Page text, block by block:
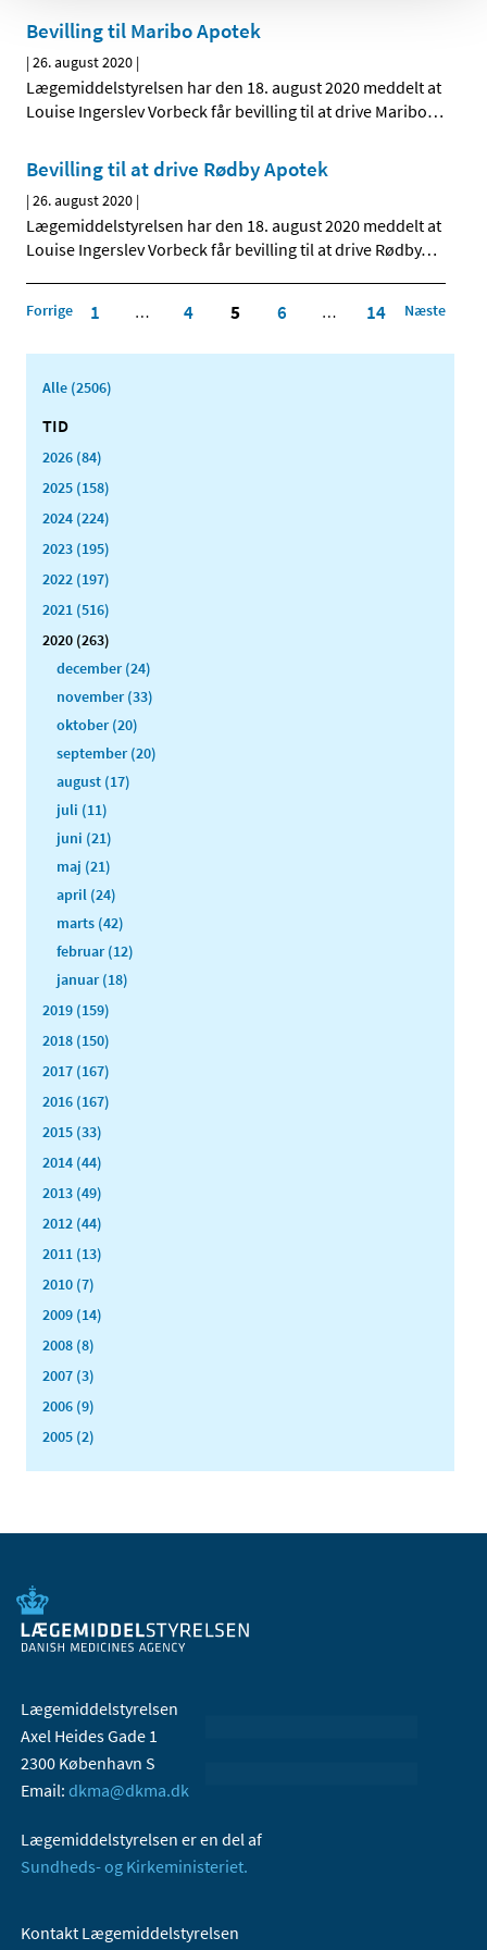
Bevilling til Maribo Apotek
|26. august 2020 |
Lægemiddelstyrelsen har den 18. august 2020 meddelt at
Louise Ingerslev Vorbeck får bevilling til at drive Maribo…
Bevilling til at drive Rødby Apotek
|26. august 2020 |
Lægemiddelstyrelsen har den 18. august 2020 meddelt at
Louise Ingerslev Vorbeck får bevilling til at drive Rødby…
Forrige 1 … 4 5 6 … 14 Næste
Alle (2506)
TID
2026 (84)
2025 (158)
2024 (224)
2023 (195)
2022 (197)
2021 (516)
2020 (263)
december (24)
november (33)
oktober (20)
september (20)
august (17)
juli (11)
juni (21)
maj (21)
april (24)
marts (42)
februar (12)
januar (18)
2019 (159)
2018 (150)
2017 (167)
2016 (167)
2015 (33)
2014 (44)
2013 (49)
2012 (44)
2011 (13)
2010 (7)
2009 (14)
2008 (8)
2007 (3)
2006 (9)
2005 (2)
Lægemiddelstyrelsen
Axel Heides Gade 1
2300 København S
Email: dkma@dkma.dk
Lægemiddelstyrelsen er en del af
Sundheds- og Kirkeministeriet.
Kontakt Lægemiddelstyrelsen